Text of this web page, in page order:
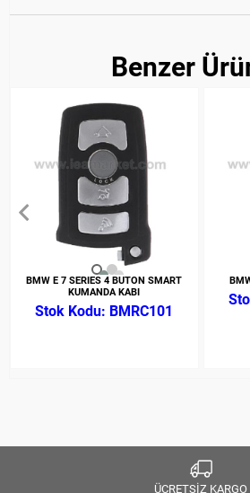
Benzer
BMW E 7 SERIES 4 BUTON SMART
KUMANDA KABI
BMRC101
ÜCRETSİZ KARGO